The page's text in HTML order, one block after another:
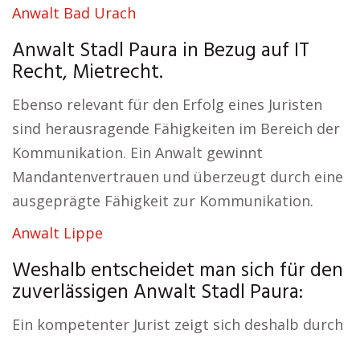
Anwalt Bad Urach
Anwalt Stadl Paura in Bezug auf IT
Recht, Mietrecht.
Ebenso relevant für den Erfolg eines Juristen
sind herausragende Fähigkeiten im Bereich der
Kommunikation. Ein Anwalt gewinnt
Mandantenvertrauen und überzeugt durch eine
ausgeprägte Fähigkeit zur Kommunikation.
Anwalt Lippe
Weshalb entscheidet man sich für den
zuverlässigen Anwalt Stadl Paura:
Ein kompetenter Jurist zeigt sich deshalb durch